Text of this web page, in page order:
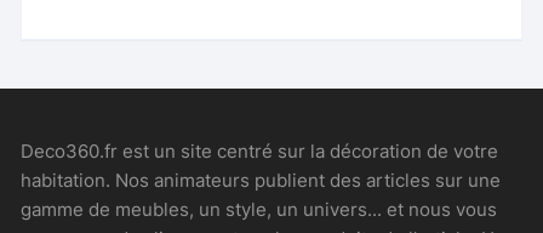
Deco360.fr est un site centré sur la décoration de votre
habitation. Nos animateurs publient des articles sur une
gamme de meubles, un style, un univers... et nous vous